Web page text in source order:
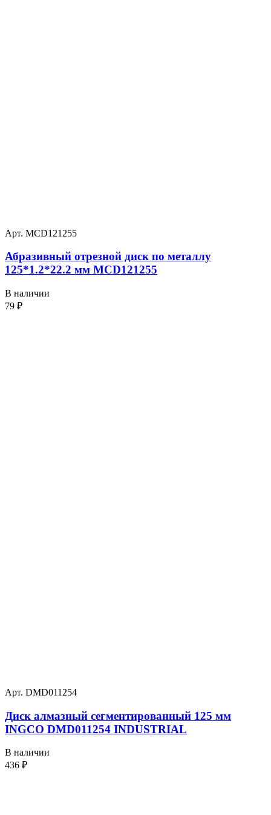
Арт. MCD121255
Абразивный отрезной диск по металлу
125*1.2*22.2 мм MCD121255
В наличии
79 ₽
Арт. DMD011254
Диск алмазный сегментированный 125 мм
INGCO DMD011254 INDUSTRIAL
В наличии
436 ₽